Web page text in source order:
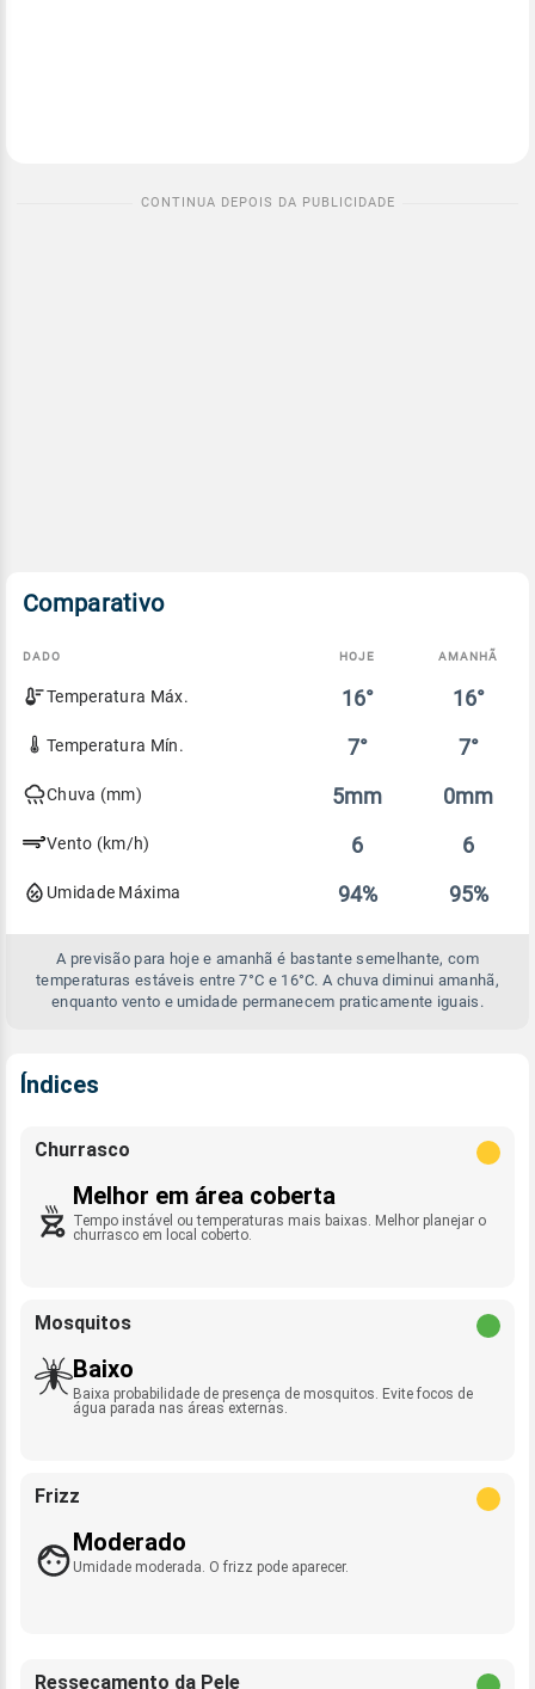
Comparativo
Comparativo
entre
previsão
hoje
DADO HOJE AMANHÃ
Temperatura Máx. 16° 16°
Temperatura Mín. 7° 7°
Chuva (mm) 5mm 0mm
Vento (km/h) 6 6
Umidade Máxima 94% 95%
A previsão para hoje e amanhã é bastante semelhante, com
temperaturas estáveis entre 7°C e 16°C. A chuva diminui amanhã,
enquanto vento e umidade permanecem praticamente iguais.
Índices
Churrasco
Melhor em área coberta
Tempo instável ou temperaturas mais baixas. Melhor planejar o
churrasco em local coberto.
Mosquitos
Baixo
Baixa probabilidade de presença de mosquitos. Evite focos de
água parada nas áreas externas.
Frizz
Moderado
Umidade moderada. O frizz pode aparecer.
Ressecamento da Pele